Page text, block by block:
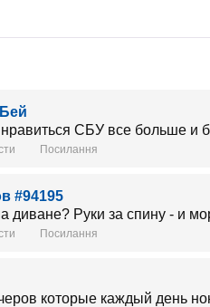
СБУ все больше и
Посилання
#94195
диване? Руки за спину - и
Посилання
которые каждый день